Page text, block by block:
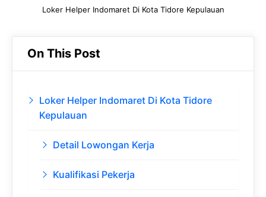
Loker Helper Indomaret Di Kota Tidore Kepulauan
On This Post
Loker Helper Indomaret Di Kota Tidore
Kepulauan
Detail Lowongan Kerja
Kualifikasi Pekerja